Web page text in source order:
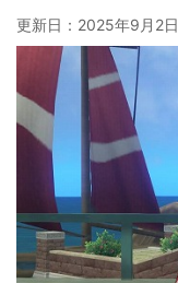
更新日： 2025年9月2日